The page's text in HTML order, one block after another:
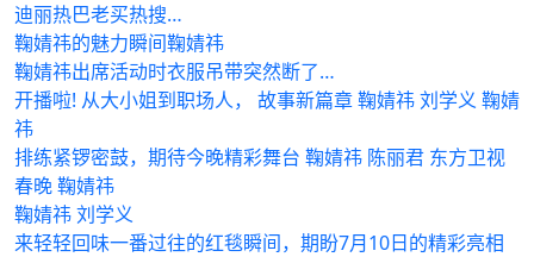
迪丽热巴老买热搜…
鞠婧祎的魅力瞬间鞠婧祎
鞠婧祎出席活动时衣服吊带突然断了…
开播啦! 从大小姐到职场人， 故事新篇章 鞠婧祎 刘学义 鞠婧
祎
排练紧锣密鼓，期待今晚精彩舞台 鞠婧祎 陈丽君 东方卫视
春晚 鞠婧祎
鞠婧祎 刘学义
来轻轻回味一番过往的红毯瞬间，期盼7月10日的精彩亮相